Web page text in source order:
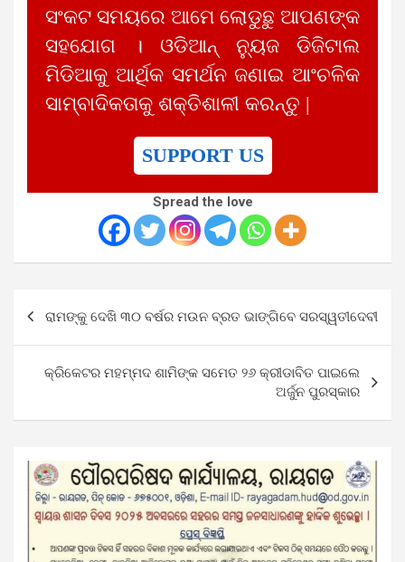
ସଂକଟ ସମୟରେ ଆମେ ଲୋଡୁଛୁ ଆପଣଙ୍କ
ସହଯୋଗ । ଓଡିଆନ୍ ନ୍ୟୁଜ ଡିଜିଟାଲ
ମିଡିଆକୁ ଆର୍ଥିକ ସମର୍ଥନ ଜଣାଇ ଆଂଚଳିକ
ସାମ୍ବାଦିକତାକୁ ଶକ୍ତିଶାଳୀ କରନ୍ତୁ |
SUPPORT US
Spread the love
navigation
ରାମଙ୍କୁ ଦେଖି ୩୦ ବର୍ଷର ମଉନ ବ୍ରତ ଭାଙ୍ଗିବେ ସରସ୍ୱତୀଦେବୀ
କ୍ରିକେଟର ମହମ୍ମଦ ଶାମିଙ୍କ ସମେତ ୨୬ କ୍ରୀଡାବିତ ପାଇଲେ
ଅର୍ଜୁନ ପୁରସ୍କାର